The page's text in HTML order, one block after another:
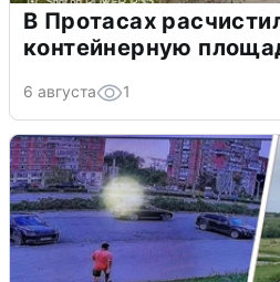
В Протасах
контейнерную
6 августа 1